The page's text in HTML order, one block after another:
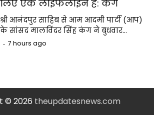
लिए एक लाइफलाइन है: कंग
श्री आनंदपुर साहिब से आम आदमी पार्टी (आप)
के सांसद मालविंदर सिंह कंग ने बुधवार…
7 hours ago
© 2026 theupdatesnews.com